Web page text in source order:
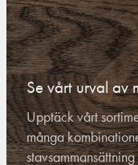
Se vårt urval av
Upptäck vårt
många